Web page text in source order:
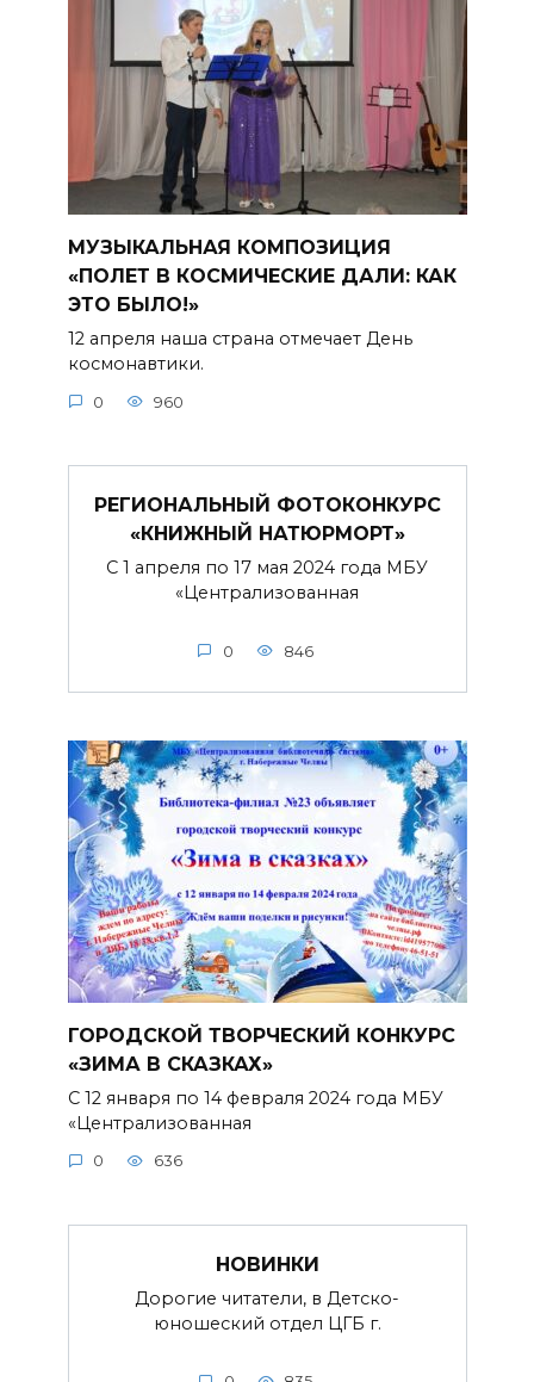
МУЗЫКАЛЬНАЯ КОМПОЗИЦИЯ
«ПОЛЕТ В КОСМИЧЕСКИЕ ДАЛИ: КАК
ЭТО БЫЛО!»
12 апреля наша страна отмечает День
космонавтики.
0 960
РЕГИОНАЛЬНЫЙ ФОТОКОНКУРС
«КНИЖНЫЙ НАТЮРМОРТ»
С 1 апреля по 17 мая 2024 года МБУ
«Централизованная
0 846
ГОРОДСКОЙ ТВОРЧЕСКИЙ КОНКУРС
«ЗИМА В СКАЗКАХ»
С 12 января по 14 февраля 2024 года МБУ
«Централизованная
0 636
НОВИНКИ
Дорогие читатели, в Детско-
юношеский отдел ЦГБ г.